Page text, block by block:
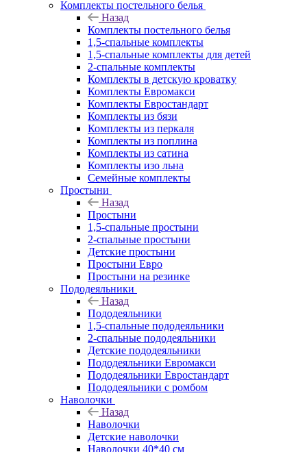
Комплекты постельного белья
Назад
Комплекты постельного белья
1,5-спальные комплекты
1,5-спальные комплекты для детей
2-спальные комплекты
Комплекты в детскую кроватку
Комплекты Евромакси
Комплекты Евростандарт
Комплекты из бязи
Комплекты из перкаля
Комплекты из поплина
Комплекты из сатина
Комплекты изо льна
Семейные комплекты
Простыни
Назад
Простыни
1,5-спальные простыни
2-спальные простыни
Детские простыни
Простыни Евро
Простыни на резинке
Пододеяльники
Назад
Пододеяльники
1,5-спальные пододеяльники
2-спальные пододеяльники
Детские пододеяльники
Пододеяльники Евромакси
Пододеяльники Евростандарт
Пододеяльники с ромбом
Наволочки
Назад
Наволочки
Детские наволочки
Наволочки 40*40 см